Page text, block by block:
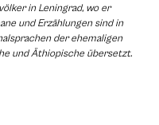
in Leningrad, wo er
und Erzählungen sind in
der ehemaligen
und Äthiopische übersetzt.